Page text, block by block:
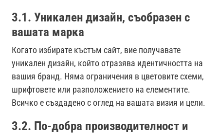
3.1. Уникален дизайн, съобразен с
вашата марка
Когато избирате къстъм сайт, вие получавате
уникален дизайн, който отразява идентичността на
вашия бранд. Няма ограничения в цветовите схеми,
шрифтовете или разположението на елементите.
Всичко е създадено с оглед на вашата визия и цели.
3.2. По-добра производителност и